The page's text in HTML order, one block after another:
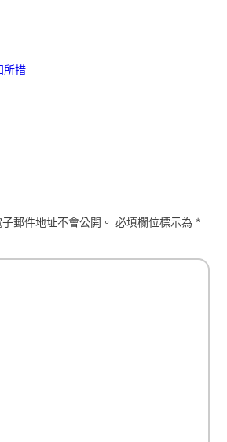
所措
郵件地址不會公開。 必填欄位標示為*